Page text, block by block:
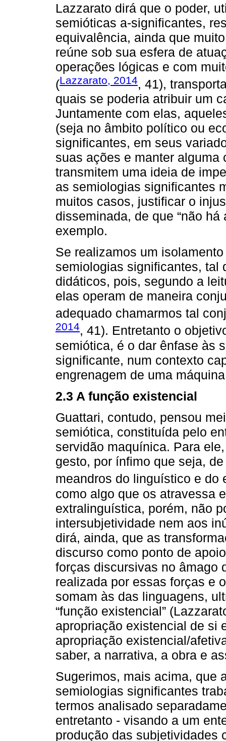
Lazzarato dirá que o poder,
semióticas a-significantes,
equivalência, ainda que
reúne sob sua esfera de
operações lógicas e com
(Lazzarato, 2014, 41),
quais se poderia atribuir um
Juntamente com elas,
(seja no âmbito político ou
significantes, em seus
suas ações e manter
transmitem uma ideia de
as semiologias significantes
muitos casos, justificar o
disseminada, de que “não
exemplo.
Se realizamos um
semiologias significantes, tal
didáticos, pois, segundo a
elas operam de maneira
adequado chamarmos tal
2014, 41). Entretanto o
semiótica, é o dar ênfase às
significante, num contexto
engrenagem de uma
2.3 A função existencial
Guattari, contudo, pensou
semiótica, constituída pelo
servidão maquínica. Para
gesto, por ínfimo que seja,
meandros do linguístico e do
como algo que os atravessa
extralinguística, porém, não
intersubjetividade nem aos
dirá, ainda, que as
discurso como ponto de
forças discursivas no âmago
realizada por essas forças e
somam às das linguagens,
“função existencial”
apropriação existencial de si
apropriação existencial/
saber, a narrativa, a obra e
Sugerimos, mais acima, que
semiologias significantes
termos analisado
entretanto - visando a um
produção das subjetividades